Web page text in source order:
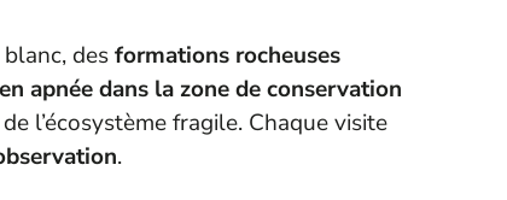
desformations rocheuses
apnée dans la zone de conservation
l’écosystème fragile. Chaque visite
.